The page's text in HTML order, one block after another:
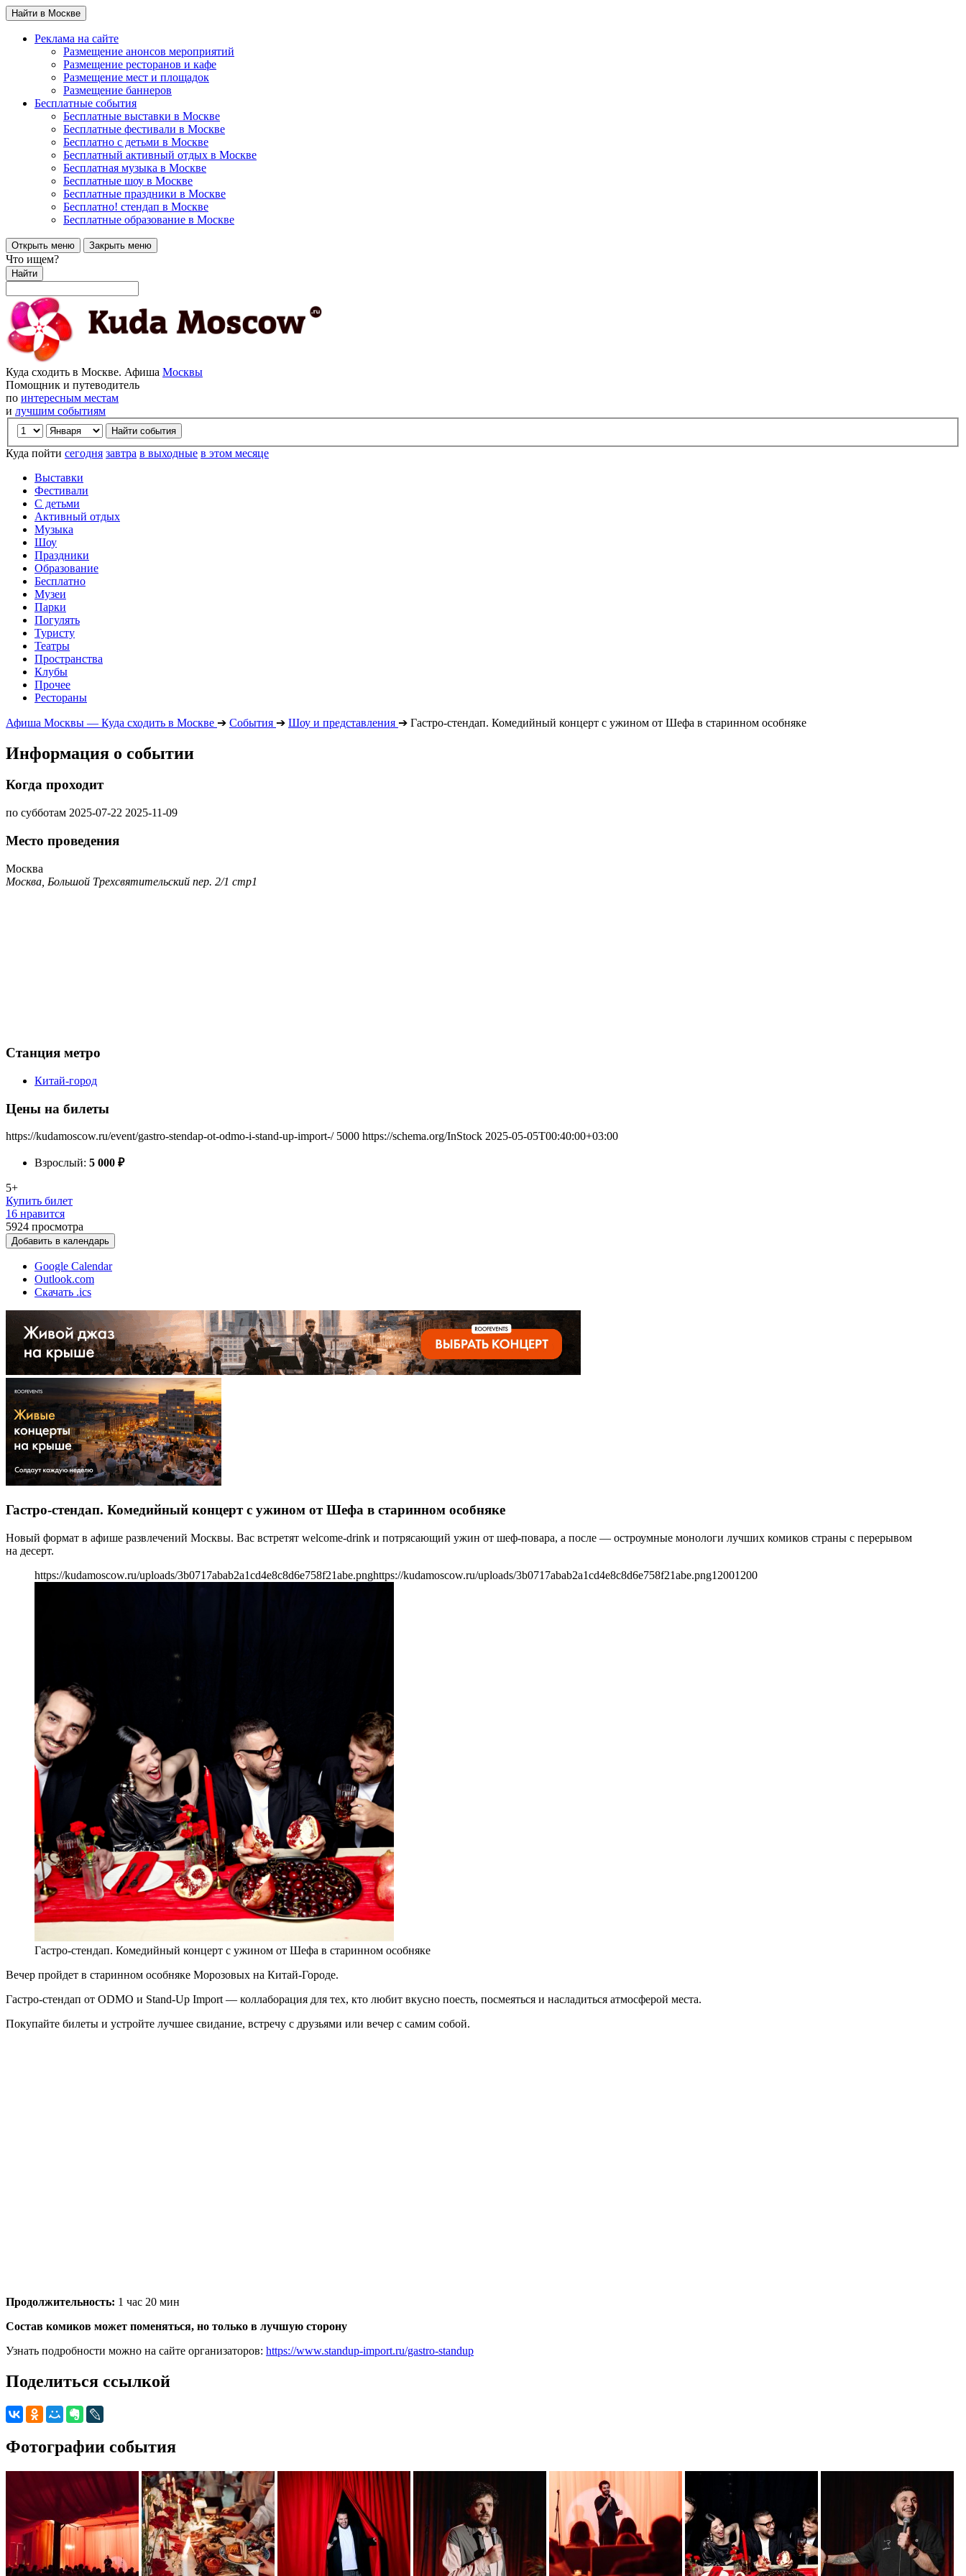
Найти в Москве
Реклама на сайте
Размещение анонсов мероприятий
Размещение ресторанов и кафе
Размещение мест и площадок
Размещение баннеров
Бесплатные события
Бесплатные выставки в Москве
Бесплатные фестивали в Москве
Бесплатно с детьми в Москве
Бесплатный активный отдых в Москве
Бесплатная музыка в Москве
Бесплатные шоу в Москве
Бесплатные праздники в Москве
Бесплатно! стендап в Москве
Бесплатные образование в Москве
Открыть меню Закрыть меню
Что ищем?
Найти
Куда сходить в Москве. Афиша Москвы
Помощник и путеводитель
по интересным местам
и лучшим событиям
Куда пойти сегодня завтра в выходные в этом месяце
Выставки
Фестивали
С детьми
Активный отдых
Музыка
Шоу
Праздники
Образование
Бесплатно
Музеи
Парки
Погулять
Туристу
Театры
Пространства
Клубы
Прочее
Рестораны
Афиша Москвы — Куда сходить в Москве ➔ События ➔ Шоу и представления ➔ Гастро-стендап. Комедийный концерт с ужином от Шефа в старинном особняке
Информация о событии
Когда проходит
по субботам 2025-07-22 2025-11-09
Место проведения
Москва
Москва, Большой Трехсвятительский пер. 2/1 стр1
Станция метро
Китай-город
Цены на билеты
https://kudamoscow.ru/event/gastro-stendap-ot-odmo-i-stand-up-import-/ 5000 https://schema.org/InStock 2025-05-05T00:40:00+03:00
Взрослый: 5 000 ₽
5+
Купить билет
16 нравится
5924 просмотра
Добавить в календарь
Google Calendar
Outlook.com
Скачать .ics
Гастро-стендап. Комедийный концерт с ужином от Шефа в старинном особняке
Новый формат в афише развлечений Москвы. Вас встретят welcome-drink и потрясающий ужин от шеф-повара, а после — остроумные монологи лучших комиков страны с перерывом
на десерт.
https://kudamoscow.ru/uploads/3b0717abab2a1cd4e8c8d6e758f21abe.pnghttps://kudamoscow.ru/uploads/3b0717abab2a1cd4e8c8d6e758f21abe.png12001200
Гастро-стендап. Комедийный концерт с ужином от Шефа в старинном особняке
Вечер пройдет в старинном особняке Морозовых на Китай-Городе.
Гастро-стендап от ODMO и Stand-Up Import — коллаборация для тех, кто любит вкусно поесть, посмеяться и насладиться атмосферой места.
Покупайте билеты и устройте лучшее свидание, встречу с друзьями или вечер с самим собой.
Продолжительность: 1 час 20 мин
Состав комиков может поменяться, но только в лучшую сторону
Узнать подробности можно на сайте организаторов: https://www.standup-import.ru/gastro-standup
Поделиться ссылкой
Фотографии события